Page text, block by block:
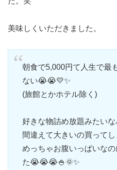
美味しくいただきました。
朝食で5,000円て人生で最
ない😭😭💛✨️
(旅館とかホテル除く)
好きな物詰め放題みたいな
間違えて大きいの買ってし
めっちゃお腹いっぱいな
た😭😭😭🍚🌞✨️